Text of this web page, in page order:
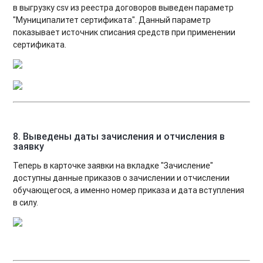
в выгрузку csv из реестра договоров выведен параметр
"Муниципалитет сертификата". Данный параметр
показывает источник списания средств при применении
сертификата.
8. Выведены даты зачисления и отчисления в
заявку
Теперь в карточке заявки на вкладке "Зачисление"
доступны данные приказов о зачислении и отчислении
обучающегося, а именно номер приказа и дата вступления
в силу.